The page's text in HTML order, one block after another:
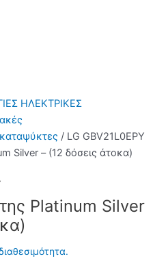
ΗΛΕΚΤΡΙΚΕΣ
/ LG GBV21L0EPY
Silver – (12 δόσεις άτοκα)
Platinum Silver